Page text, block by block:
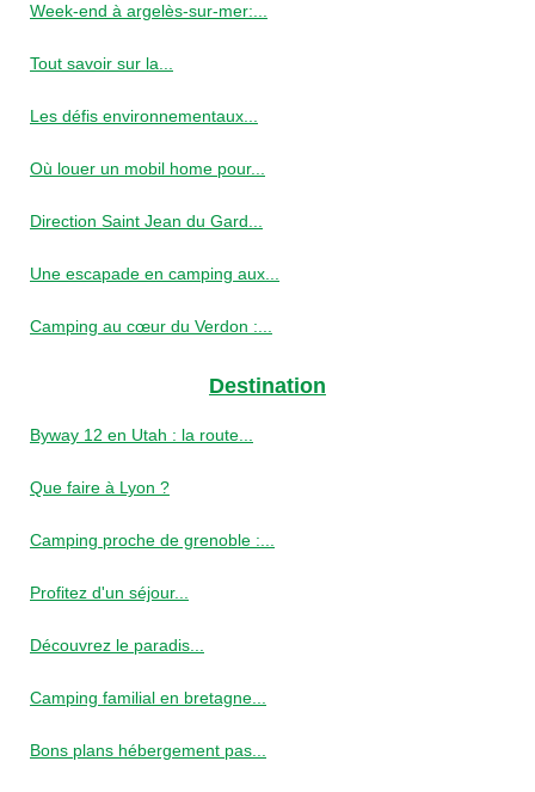
Week-end à argelès-sur-mer:...
Tout savoir sur la...
Les défis environnementaux...
Où louer un mobil home pour...
Direction Saint Jean du Gard...
Une escapade en camping aux...
Camping au cœur du Verdon :...
Destination
Byway 12 en Utah : la route...
Que faire à Lyon ?
Camping proche de grenoble :...
Profitez d'un séjour...
Découvrez le paradis...
Camping familial en bretagne...
Bons plans hébergement pas...